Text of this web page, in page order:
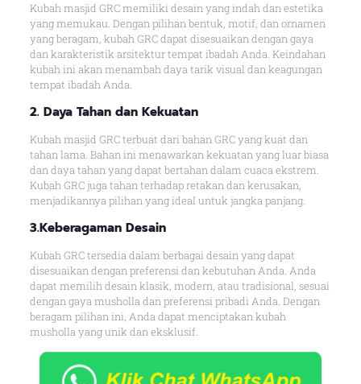
Kubah masjid GRC memiliki desain yang indah dan estetika
yang memukau. Dengan pilihan bentuk, motif, dan ornamen
yang beragam, kubah GRC dapat disesuaikan dengan gaya
dan karakteristik arsitektur tempat ibadah Anda. Keindahan
kubah ini akan menambah daya tarik visual dan keagungan
tempat ibadah Anda.
2. Daya Tahan dan Kekuatan
Kubah masjid GRC terbuat dari bahan GRC yang kuat dan
tahan lama. Bahan ini menawarkan kekuatan yang luar biasa
dan daya tahan yang dapat bertahan dalam cuaca ekstrem.
Kubah GRC juga tahan terhadap retakan dan kerusakan,
menjadikannya pilihan yang ideal untuk jangka panjang.
3.Keberagaman Desain
Kubah GRC tersedia dalam berbagai desain yang dapat
disesuaikan dengan preferensi dan kebutuhan Anda. Anda
dapat memilih desain klasik, modern, atau tradisional, sesuai
dengan gaya musholla dan preferensi pribadi Anda. Dengan
beragam pilihan ini, Anda dapat menciptakan kubah
musholla yang unik dan eksklusif.